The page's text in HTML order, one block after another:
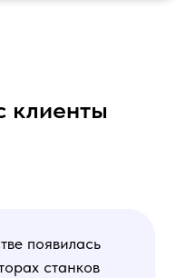
клиенты
появилась
станков